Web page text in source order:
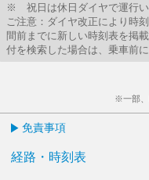
※ 祝日は休日ダイヤで運行い
ご注意：ダイヤ改正により時
間前までに新しい時刻表を掲
付を検索した場合は、乗車前
※一部、
免責事項
経路・時刻表